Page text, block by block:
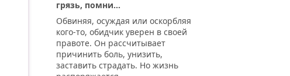
грязь, помни...
Обвиняя, осуждая или оскорбляя
кого-то, обидчик уверен в своей
правоте. Он рассчитывает
причинить боль, унизить,
заставить страдать. Но жизнь